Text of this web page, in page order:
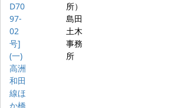
D70
97-
02
号]
(一)
高洲
和田
線ほ
か橋
所）
島田
土木
事務
所